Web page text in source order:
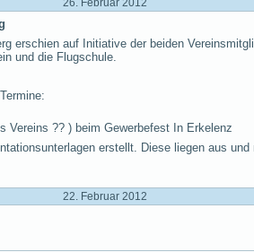
erschien auf Initiative der beiden
und die Flugschule.
Vereins ?? ) beim Gewerbefest In Erkelenz
erstellt. Diese liegen aus
22. Februar 2012